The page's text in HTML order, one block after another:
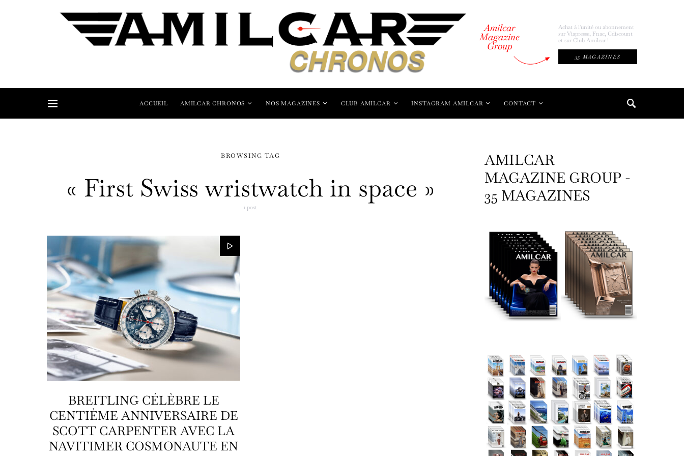
Amilcar
Magazine
Group
Achat à l'unité ou abonnement
sur Viapresse, Fnac, Cdiscount
et sur Club Amilcar !
35 MAGAZINES
ACCUEIL AMILCAR CHRONOS NOS MAGAZINES CLUB AMILCAR INSTAGRAM AMILCAR CONTACT
BROWSING TAG
« First Swiss wristwatch in space »
1 post
BREITLING CÉLÈBRE LE
CENTIÈME ANNIVERSAIRE DE
SCOTT CARPENTER AVEC LA
NAVITIMER COSMONAUTE EN
AMILCAR
MAGAZINE GROUP -
35 MAGAZINES